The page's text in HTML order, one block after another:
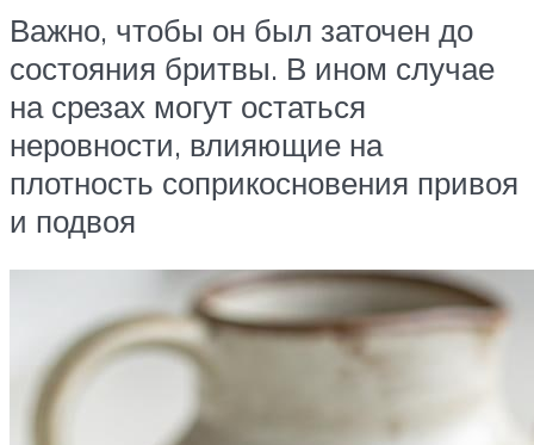
Важно, чтобы он был заточен до
состояния бритвы. В ином случае
на срезах могут остаться
неровности, влияющие на
плотность соприкосновения привоя
и подвоя